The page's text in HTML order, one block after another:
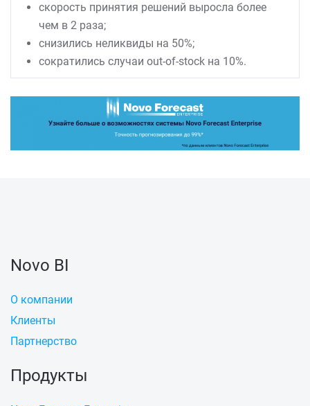
скорость принятия решений выросла более
чем в 2 раза;
снизились неликвиды на 50%;
сократились случаи out-of-stock на 10%.
Novo BI
О компании
Клиенты
Партнерство
Продукты